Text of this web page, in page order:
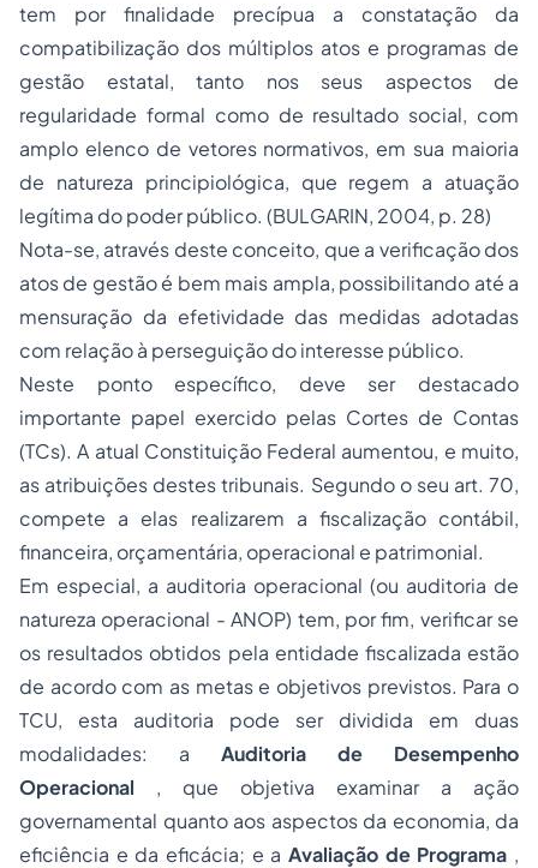
tem por finalidade precípua a constatação da
compatibilização dos múltiplos atos e programas de
gestão estatal, tanto nos seus aspectos de
regularidade formal como de resultado social, com
amplo elenco de vetores normativos, em sua maioria
de natureza principiológica, que regem a atuação
legítima do poder público. (BULGARIN, 2004, p. 28)
Nota-se, através deste conceito, que a verificação dos
atos de gestão é bem mais ampla, possibilitando até a
mensuração da efetividade das medidas adotadas
com relação à perseguição do interesse público.
Neste ponto específico, deve ser destacado
importante papel exercido pelas Cortes de Contas
(TCs). A atual Constituição Federal aumentou, e muito,
as atribuições destes tribunais. Segundo o seu art. 70,
compete a elas realizarem a fiscalização contábil,
financeira, orçamentária, operacional e patrimonial.
Em especial, a auditoria operacional (ou auditoria de
natureza operacional - ANOP) tem, por fim, verificar se
os resultados obtidos pela entidade fiscalizada estão
de acordo com as metas e objetivos previstos. Para o
TCU, esta auditoria pode ser dividida em duas
modalidades: a Auditoria de Desempenho
Operacional
, que objetiva examinar a ação
governamental quanto aos aspectos da economia, da
eficiência e da eficácia; e a Avaliação de Programa ,